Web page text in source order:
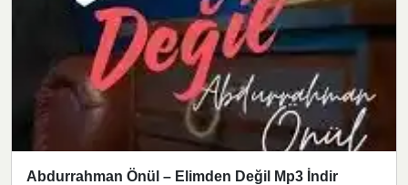
Abdurrahman Önül – Elimden Değil Mp3 İndir